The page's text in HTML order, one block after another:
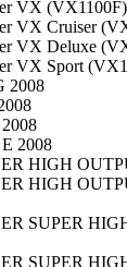
VX
VX Cruiser
VX Deluxe
VX Sport
2008
2008
HIGH
HIGH
SUPER
SUPER